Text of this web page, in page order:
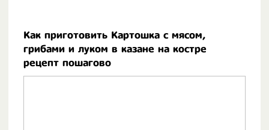
Как приготовить Картошка с мясом,
грибами и луком в казане на костре
рецепт пошагово